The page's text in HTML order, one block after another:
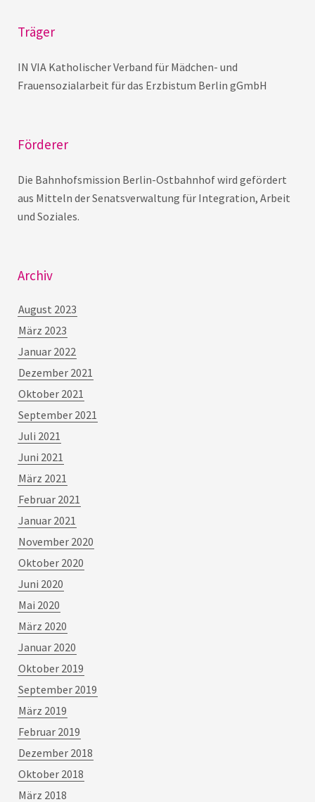
Träger
IN VIA Katholischer Verband für Mädchen- und
Frauensozialarbeit für das Erzbistum Berlin gGmbH
Förderer
Die Bahnhofsmission Berlin-Ostbahnhof wird gefördert
aus Mitteln der Senatsverwaltung für Integration, Arbeit
und Soziales.
Archiv
August 2023
März 2023
Januar 2022
Dezember 2021
Oktober 2021
September 2021
Juli 2021
Juni 2021
März 2021
Februar 2021
Januar 2021
November 2020
Oktober 2020
Juni 2020
Mai 2020
März 2020
Januar 2020
Oktober 2019
September 2019
März 2019
Februar 2019
Dezember 2018
Oktober 2018
März 2018